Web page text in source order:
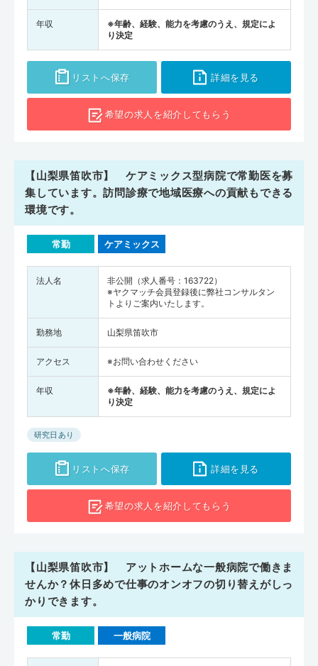
年収
※年齢、経験、能力を考慮のうえ、規定によ
り決定
リストへ保存 詳細を見る
希望の求人を紹介してもらう
【山梨県笛吹市】 ケアミックス型病院で常勤医を募
集しています。訪問診療で地域医療への貢献もできる
環境です。
常勤 ケアミックス
法人名
非公開（求人番号：163722）
※ヤクマッチ会員登録後に弊社コンサルタン
トよりご案内いたします。
勤務地 山梨県笛吹市
アクセス ※お問い合わせください
年収
※年齢、経験、能力を考慮のうえ、規定によ
り決定
研究日あり
リストへ保存 詳細を見る
希望の求人を紹介してもらう
【山梨県笛吹市】 アットホームな一般病院で働きま
せんか？休日多めで仕事のオンオフの切り替えがしっ
かりできます。
常勤 一般病院